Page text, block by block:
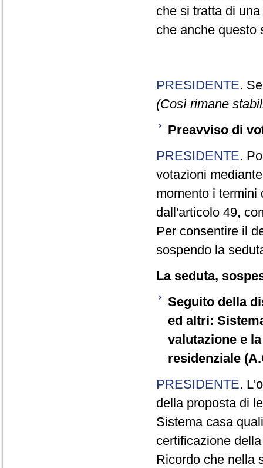
che si tratta di
che anche questo
PRESIDENTE.
(Così rimane
Preavviso di
PRESIDENTE.
votazioni
momento i termini
dall'articolo 49,
Per consentire il
sospendo la
La seduta,
Seguito della
ed altri:
valutazione e
residenziale
PRESIDENTE.
della proposta di
Sistema casa
certificazione
Ricordo che nella